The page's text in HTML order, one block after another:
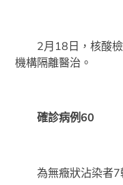
2月18日，核酸檢
機構隔離醫治。
確診病例60
為無癥狀沾染者7